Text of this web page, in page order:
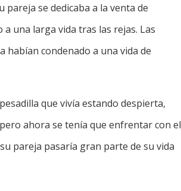
pareja se dedicaba a la venta de
una larga vida tras las rejas. Las
habían condenado a una vida de
que vivía estando despierta,
ahora se tenía que enfrentar con el
pareja pasaría gran parte de su vida